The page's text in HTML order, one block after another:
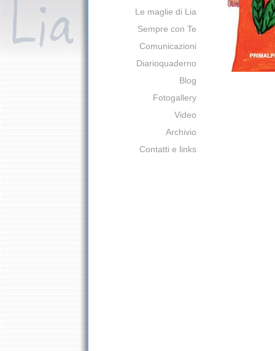
Le maglie di Lia
Sempre con Te
Comunicazioni
Diarioquaderno
Blog
Fotogallery
Video
Archivio
Contatti e links